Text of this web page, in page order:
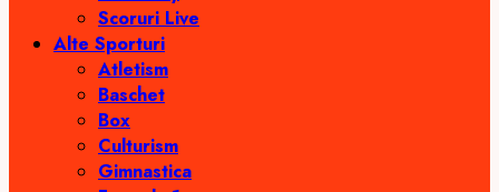
Scoruri Live
Alte Sporturi
Atletism
Baschet
Box
Culturism
Gimnastica